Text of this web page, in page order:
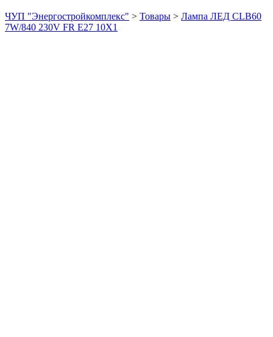
ЧУП "Энергостройкомплекс" > Товары > Лампа ЛЕД CLB60
7W/840 230V FR E27 10X1